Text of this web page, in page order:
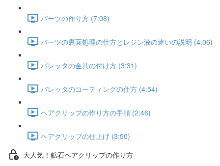
パーツの作り方 (7:08)
パーツの裏面処理の仕方とレジン液の違いの説明 (4:06)
バレッタの金具の付け方 (3:31)
バレッタのコーティングの仕方 (4:54)
ヘアクリップの作り方の手順 (2:46)
ヘアクリップの仕上げ (3:50)
大人気！鉱石ヘアクリップの作り方